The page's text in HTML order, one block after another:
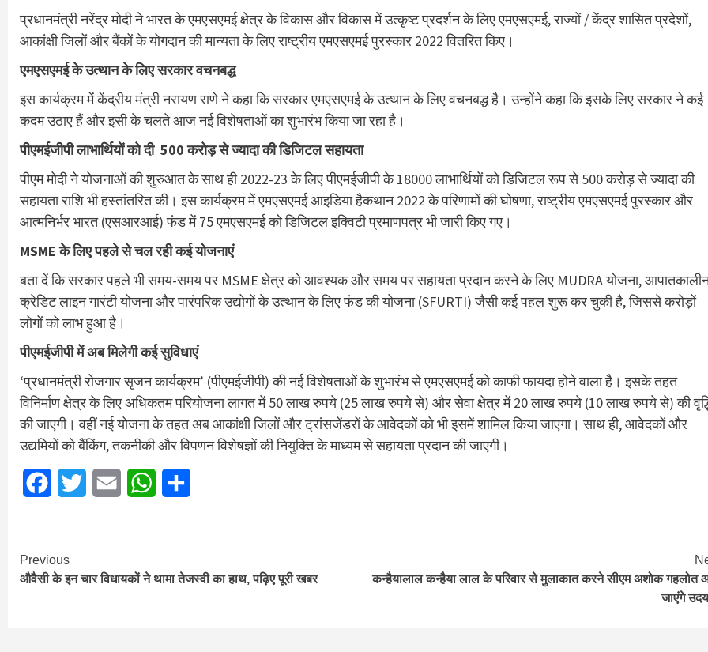
प्रधानमंत्री नरेंद्र मोदी ने भारत के एमएसएमई क्षेत्र के विकास और विकास में उत्कृष्ट प्रदर्शन के लिए एमएसएमई, राज्यों / केंद्र शासित प्रदेशों,
आकांक्षी जिलों और बैंकों के योगदान की मान्यता के लिए राष्ट्रीय एमएसएमई पुरस्कार 2022 वितरित किए।
एमएसएमई के उत्थान के लिए सरकार वचनबद्ध
इस कार्यक्रम में केंद्रीय मंत्री नरायण राणे ने कहा कि सरकार एमएसएमई के उत्थान के लिए वचनबद्ध है। उन्होंने कहा कि इसके लिए सरकार ने कई
कदम उठाए हैं और इसी के चलते आज नई विशेषताओं का शुभारंभ किया जा रहा है।
पीएमईजीपी लाभार्थियों को दी 500 करोड़ से ज्यादा की डिजिटल सहायता
पीएम मोदी ने योजनाओं की शुरुआत के साथ ही 2022-23 के लिए पीएमईजीपी के 18000 लाभार्थियों को डिजिटल रूप से 500 करोड़ से ज्यादा की
सहायता राशि भी हस्तांतरित की। इस कार्यक्रम में एमएसएमई आइडिया हैकथान 2022 के परिणामों की घोषणा, राष्ट्रीय एमएसएमई पुरस्कार और
आत्मनिर्भर भारत (एसआरआई) फंड में 75 एमएसएमई को डिजिटल इक्विटी प्रमाणपत्र भी जारी किए गए।
MSME के लिए पहले से चल रही कई योजनाएं
बता दें कि सरकार पहले भी समय-समय पर MSME क्षेत्र को आवश्यक और समय पर सहायता प्रदान करने के लिए MUDRA योजना,
क्रेडिट लाइन गारंटी योजना और पारंपरिक उद्योगों के उत्थान के लिए फंड की योजना (SFURTI) जैसी कई पहल शुरू कर चुकी है, जिससे करोड़ों
लोगों को लाभ हुआ है।
पीएमईजीपी में अब मिलेगी कई सुविधाएं
‘प्रधानमंत्री रोजगार सृजन कार्यक्रम’ (पीएमईजीपी) की नई विशेषताओं के शुभारंभ से एमएसएमई को काफी फायदा होने वाला है। इसके तहत
विनिर्माण क्षेत्र के लिए अधिकतम परियोजना लागत में 50 लाख रुपये (25 लाख रुपये से) और सेवा क्षेत्र में 20 लाख रुपये (10 लाख रुपये से) की
की जाएगी। वहीं नई योजना के तहत अब आकांक्षी जिलों और ट्रांसजेंडरों के आवेदकों को भी इसमें शामिल किया जाएगा। साथ ही, आवेदकों और
उद्यमियों को बैंकिंग, तकनीकी और विपणन विशेषज्ञों की नियुक्ति के माध्यम से सहायता प्रदान की जाएगी।
FacebookTwitter Email WhatsApp
Continue
Reading
Previous
औवैसी के इन चार विधायकों ने थामा तेजस्‍वी का हाथ, पढ़िए पूरी खबर
कन्हैयालाल कन्हैया लाल के परिवार से मुलाकात करने सीएम अशोक गहलोत
जाएंगे